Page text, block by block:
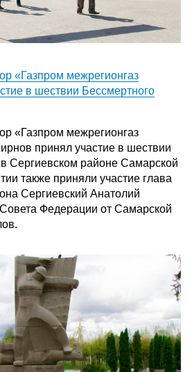
«Газпром межрегионгаз
в шествии Бессмертного
«Газпром межрегионгаз
принял участие в шествии
Сергиевском районе Самарской
также приняли участие глава
Сергиевский Анатолий
Федерации от Самарской